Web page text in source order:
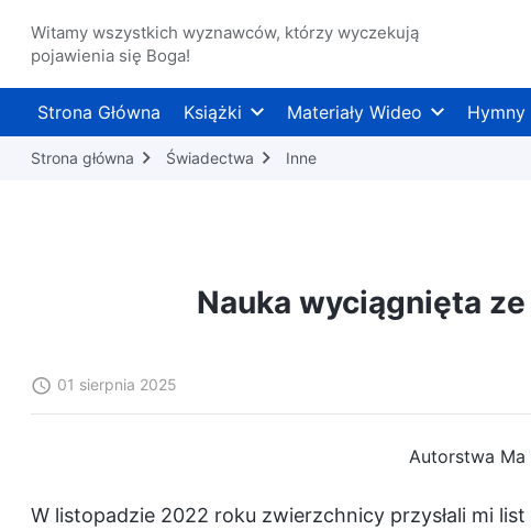
Witamy wszystkich wyznawców, którzy wyczekują
pojawienia się Boga!
Strona Główna Książki Materiały Wideo Hymny
Strona główna Świadectwa Inne
Nauka wyciągnięta
01 sierpnia 2025
Autorstwa Ma
W listopadzie 2022 roku zwierzchnicy przysłali mi